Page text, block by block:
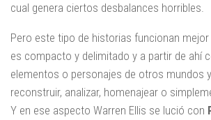
cual genera ciertos desbalances horribles.
Pero este tipo de historias funcionan
es compacto y delimitado y a partir de ahí
elementos o personajes de otros mundos
reconstruir, analizar, homenajear o
Y en ese aspecto Warren Ellis se lució con